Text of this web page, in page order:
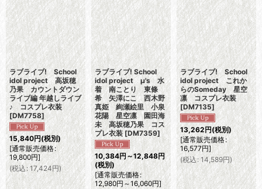
並び順:
絞り込む
ラブライブ! School
idol project 高坂穂
乃果 カウントダウン
ライブ編 年越しライブ
♪ コスプレ衣装
[DM7758]
15,840円(税別)
[通常販売価格:
19,800円]
(税込 : 17,424円)
ラブライブ! School
idol project μ's 水
着 南ことり 東條
希 矢澤にこ 西木野
真姫 絢瀬絵里 小泉
花陽 星空凛 園田海
未 高坂穂乃果 コス
プレ衣装 [DM7359]
10,384円～12,848円
(税別)
[通常販売価格:
12,980円～16,060円]
ラブライブ! School
idol project これか
らのSomeday 星空
凛 コスプレ衣装
[DM7135]
13,262円(税別)
[通常販売価格:
16,577円]
(税込: 14,589円)